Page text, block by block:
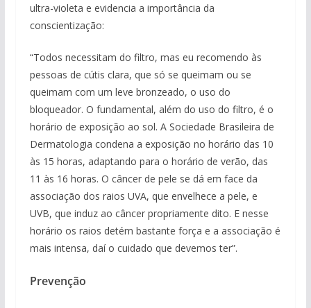
ultra-violeta e evidencia a importância da
conscientização:
“Todos necessitam do filtro, mas eu recomendo às
pessoas de cútis clara, que só se queimam ou se
queimam com um leve bronzeado, o uso do
bloqueador. O fundamental, além do uso do filtro, é o
horário de exposição ao sol. A Sociedade Brasileira de
Dermatologia condena a exposição no horário das 10
às 15 horas, adaptando para o horário de verão, das
11 às 16 horas. O câncer de pele se dá em face da
associação dos raios UVA, que envelhece a pele, e
UVB, que induz ao câncer propriamente dito. E nesse
horário os raios detém bastante força e a associação é
mais intensa, daí o cuidado que devemos ter”.
Prevenção